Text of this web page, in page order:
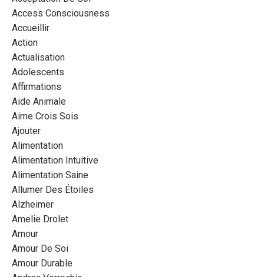
Access Consciousness
Accueillir
Action
Actualisation
Adolescents
Affirmations
Aide Animale
Aime Crois Sois
Ajouter
Alimentation
Alimentation Intuitive
Alimentation Saine
Allumer Des Étoiles
Alzheimer
Amelie Drolet
Amour
Amour De Soi
Amour Durable